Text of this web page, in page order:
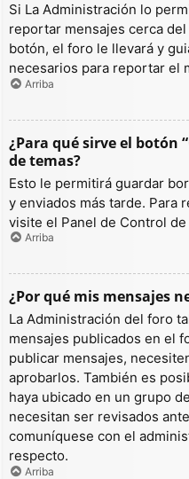
Si La Administración lo
reportar mensajes cerca
botón, el foro le llevará y
necesarios para reportar el
Arriba
¿Para qué sirve el botón
de temas?
Esto le permitirá guardar
y enviados más tarde. Para
visite el Panel de Control de
Arriba
¿Por qué mis mensajes
La Administración del foro
mensajes publicados en el
publicar mensajes,
aprobarlos. También es
haya ubicado en un grupo
necesitan ser revisados
comuníquese con el
respecto.
Arriba